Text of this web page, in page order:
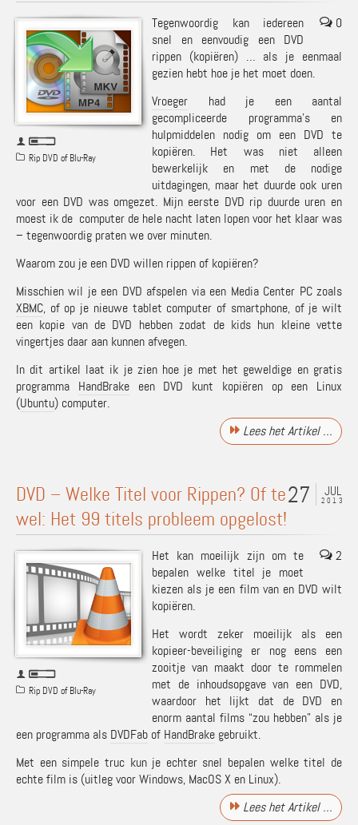
Rip DVD of Blu-Ray
0
Tegenwoordig kan iedereen
snel en eenvoudig een DVD
rippen (kopiëren) … als je eenmaal
gezien hebt hoe je het moet doen.
Vroeger had je een aantal
gecompliceerde programma’s en
hulpmiddelen nodig om een DVD te
kopiëren. Het was niet alleen
bewerkelijk en met de nodige
uitdagingen, maar het duurde ook uren
voor een DVD was omgezet. Mijn eerste DVD rip duurde uren en
moest ik de computer de hele nacht laten lopen voor het klaar was
– tegenwoordig praten we over minuten.
Waarom zou je een DVD willen rippen of kopiëren?
Misschien wil je een DVD afspelen via een Media Center PC zoals
XBMC, of op je nieuwe tablet computer of smartphone, of je wilt
een kopie van de DVD hebben zodat de kids hun kleine vette
vingertjes daar aan kunnen afvegen.
In dit artikel laat ik je zien hoe je met het geweldige en gratis
programma HandBrakeeen DVD kunt kopiëren op een Linux
(Ubuntu) computer.
Lees het Artikel …
JUL
2013
27
DVD – Welke Titel voor Rippen? Of te
wel: Het 99 titels probleem opgelost!
Rip DVD of Blu-Ray
2
Het kan moeilijk zijn om te
bepalen welke titel je moet
kiezen als je een film van en DVD wilt
kopiëren.
Het wordt zeker moeilijk als een
kopieer-beveiliging er nog eens een
zooitje van maakt door te rommelen
met de inhoudsopgave van een DVD,
waardoor het lijkt dat de DVD en
enorm aantal films “zou hebben” als je
een programma als DVDFab of HandBrake gebruikt.
Met een simpele truc kun je echter snel bepalen welke titel de
echte film is (uitleg voor Windows, MacOS X en Linux).
Lees het Artikel …